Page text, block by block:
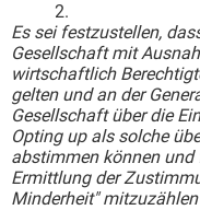
2.
Es sei festzustellen,
Gesellschaft mit
wirtschaftlich
gelten und an der
Gesellschaft über die
Opting up als solche
abstimmen können
Ermittlung der
Minderheit"